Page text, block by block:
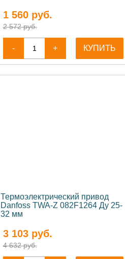
1 560руб.
2 572 руб.
- + КУПИТЬ
Термоэлектрический привод
Danfoss TWA-Z 082F1264 Ду 25-
32 мм
3 103руб.
4 632 руб.